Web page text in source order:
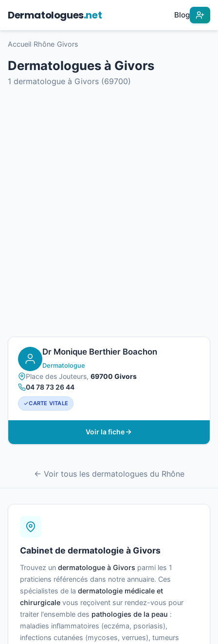
Dermatologues.net Blog
Accueil Rhône Givors
Dermatologues à Givors
1 dermatologue à Givors (69700)
Dr Monique Berthier Boachon
Dermatologue
Place des Jouteurs, 69700 Givors
04 78 73 26 44
CARTE VITALE
Voir la fiche
← Voir tous les dermatologues du Rhône
Cabinet de dermatologie à Givors
Trouvez un dermatologue à Givors parmi les 1
praticiens référencés dans notre annuaire. Ces
spécialistes de la dermatologie médicale et
chirurgicale vous reçoivent sur rendez-vous pour
traiter l'ensemble des pathologies de la peau :
maladies inflammatoires (eczéma, psoriasis),
infections cutanées (mycoses, verrues), tumeurs